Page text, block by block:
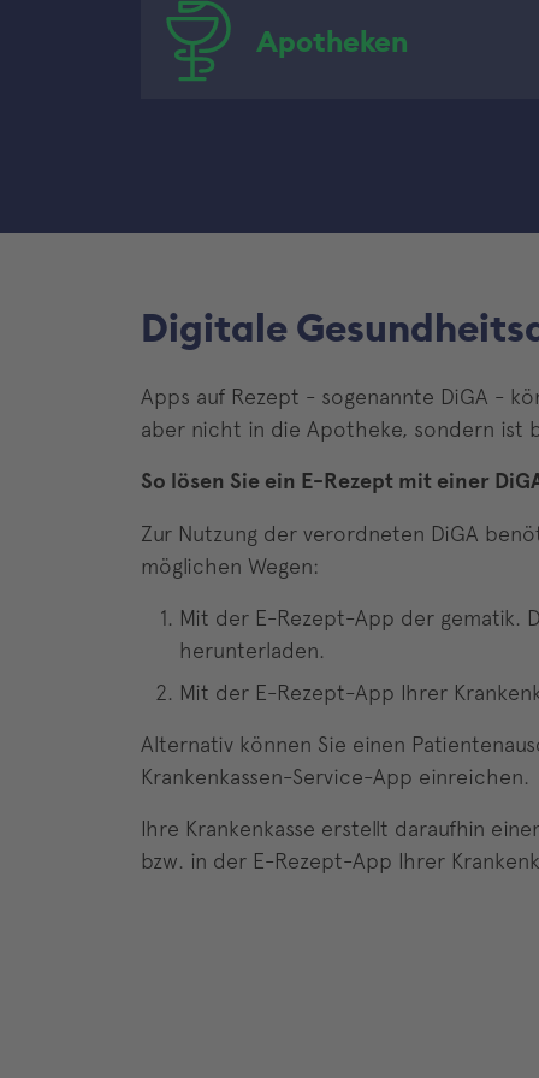
Apotheken
Digitale
Apps auf Rezept - sogenannte DiGA -
aber nicht in die Apotheke, sondern ist
So lösen Sie ein E-Rezept mit einer
Zur Nutzung der verordneten DiGA
möglichen Wegen:
Mit der E-Rezept-App der gematik.
herunterladen.
Mit der E-Rezept-App Ihrer
Alternativ können Sie einen
Krankenkassen-Service-App einreichen.
Ihre Krankenkasse erstellt daraufhin
bzw. in der E-Rezept-App Ihrer